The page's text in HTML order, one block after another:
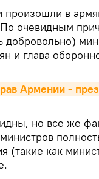
произошли в
очевидным
добровольно)
и глава
Армении -
но все же
(такие как